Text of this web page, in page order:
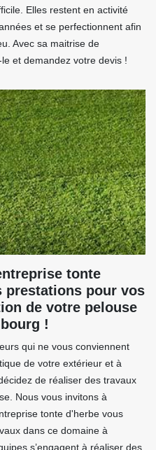
Elles restent en activité
et se perfectionnent afin
Avec sa maitrise de
et demandez votre devis !
tonte
prestations pour vos
de votre pelouse
!
qui ne vous conviennent
de votre extérieur et à
de réaliser des travaux
Nous vous invitons à
tonte d'herbe vous
dans ce domaine à
s’engagent à réaliser des